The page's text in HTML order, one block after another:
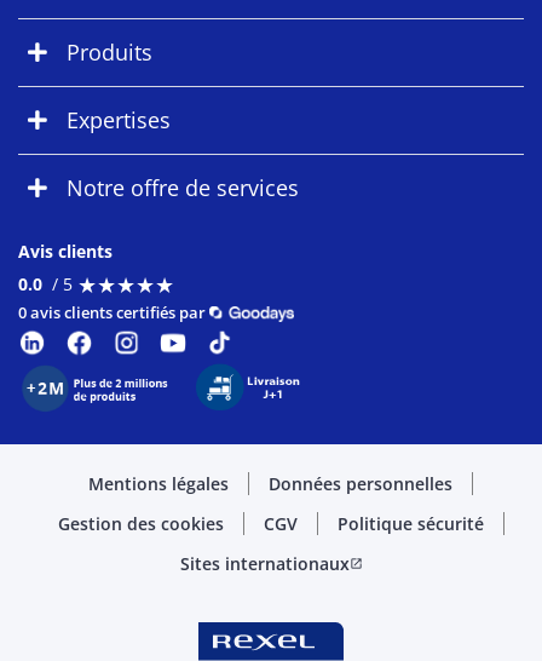
Produits
Expertises
Notre offre de services
Avis clients
0.0 / 5 ★★★★★
★★★★★
0 avis clients certifiés par
Mentions légales
Données personnelles
Gestion des cookies
CGV
Politique sécurité
Sites internationauxopen_in_new